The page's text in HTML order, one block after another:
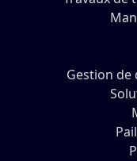
Gestion de